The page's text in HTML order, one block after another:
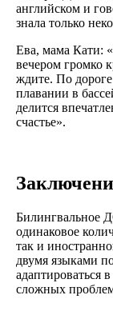
английском и
знала только
Ева, мама Кати:
вечером громко
ждите. По дороге
плавании в
делится
счастье».
Билингвальное
одинаковое
так и
двумя языками
адаптироваться
сложных